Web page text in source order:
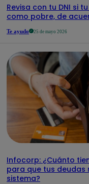
Revisa con tu DNI si
como pobre, de
Te ayudo 25 de mayo 2026
Infocorp: ¿Cuánto
para que tus deudas
sistema?